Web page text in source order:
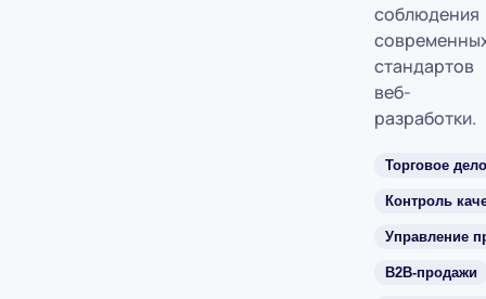
соблюдения
стандартов
веб-
разработки.
Торговое дело
Контроль
Управление
B2B-продажи